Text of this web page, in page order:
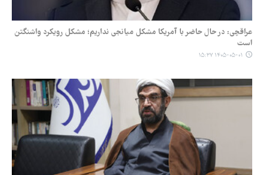
عراقچی: در حال حاضر با آمریکا مشکل میانجی نداریم؛ مشکل رویکرد واشنگتن
است
۱۴۰۵-۰۵-۰۱ ۱۵:۳۷